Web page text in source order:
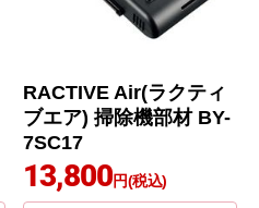
RACTIVE Air(ラクティ
ブエア) 掃除機部材 BY-
7SC17
13,800円(税込)